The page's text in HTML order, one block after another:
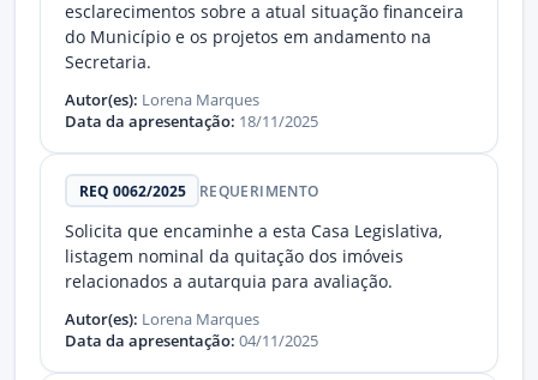
esclarecimentos sobre a atual situação financeira
do Município e os projetos em andamento na
Secretaria.
Autor(es): Lorena Marques
Data da apresentação: 18/11/2025
REQ 0062/2025 REQUERIMENTO
Solicita que encaminhe a esta Casa Legislativa,
listagem nominal da quitação dos imóveis
relacionados a autarquia para avaliação.
Autor(es): Lorena Marques
Data da apresentação: 04/11/2025